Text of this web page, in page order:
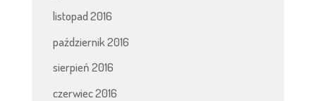
listopad 2016
październik 2016
sierpień 2016
czerwiec 2016